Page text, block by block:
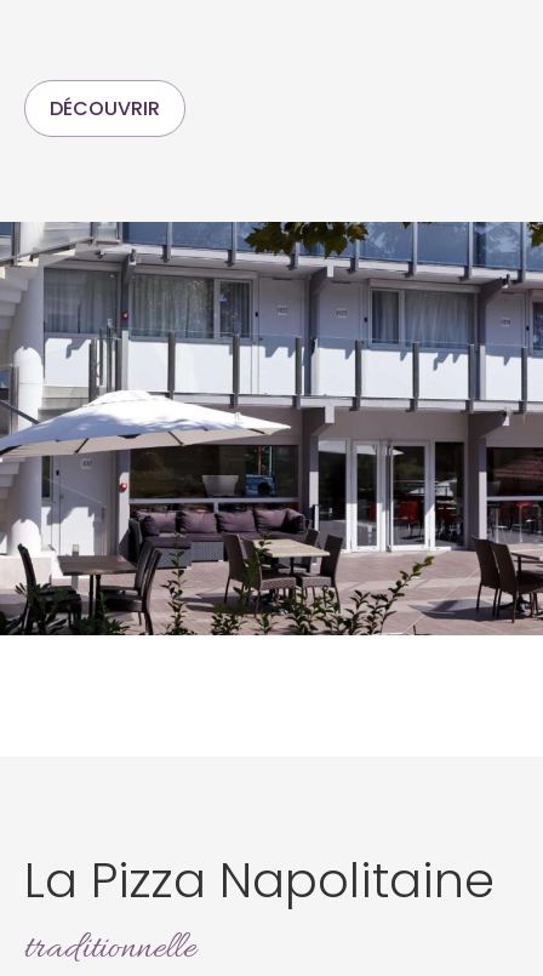
DÉCOUVRIR
La Pizza Napolitaine
traditionnelle